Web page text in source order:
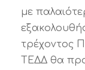
με
τρέχοντος
ΤΕΔΔ θα